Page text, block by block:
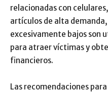
relacionadas con
artículos de alta
excesivamente bajos son
para atraer víctimas y
financieros.
Las recomendaciones